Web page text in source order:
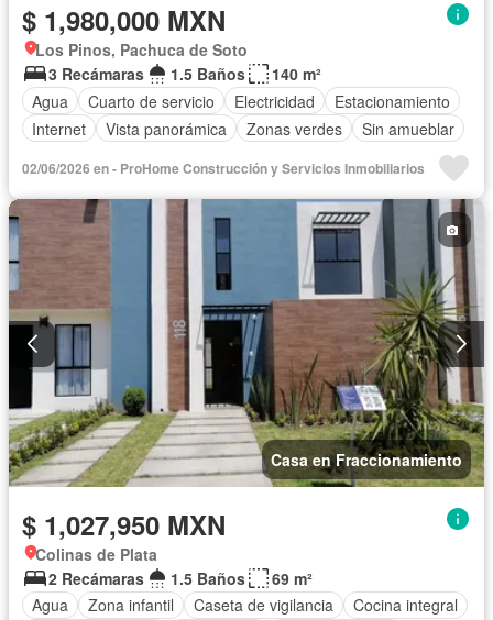
$ 1,980,000 MXN
Los Pinos, Pachuca de Soto
3 Recámaras
1.5 Baños
140 m²
Agua
Cuarto de servicio Electricidad
Estacionamiento
Internet
Vista panorámica Zonas verdes Sin amueblar
02/06/2026 en - ProHome Construcción y Servicios Inmobiliarios
Casa en Fraccionamiento
$ 1,027,950 MXN
Colinas de Plata
2 Recámaras
1.5 Baños
69 m²
Agua
Zona infantil Caseta de vigilancia
Cocina integral